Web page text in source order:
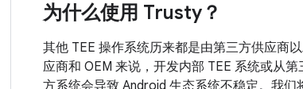
为什么使用 Trusty？
其他 TEE 操作系统历来都是由第三方供应商
应商和 OEM 来说，开发内部 TEE 系统或从
方系统会导致 Android 生态系统不稳定。我